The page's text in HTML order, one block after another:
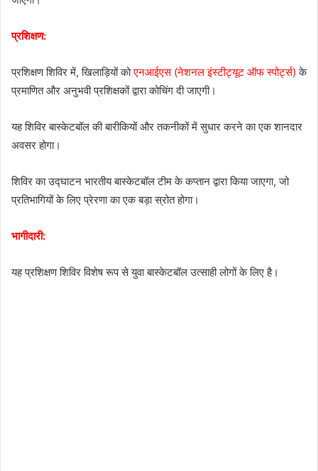
प्रशिक्षण:
प्रशिक्षण शिविर में, खिलाड़ियों कोएनआईएस (नेशनल इंस्टीट्यूट ऑफ स्पोर्ट्स) के
प्रमाणित और अनुभवी प्रशिक्षकों द्वारा कोचिंग दी जाएगी।
यह शिविर बास्केटबॉल की बारीकियों और तकनीकों में सुधार करने का एक शानदार
अवसर होगा।
शिविर का उद्घाटन भारतीय बास्केटबॉल टीम के कप्तान द्वारा किया जाएगा, जो
प्रतिभागियों के लिए प्रेरणा का एक बड़ा स्रोत होगा।
भागीदारी:
यह प्रशिक्षण शिविर विशेष रूप से युवा बास्केटबॉल उत्साही लोगों के लिए है।